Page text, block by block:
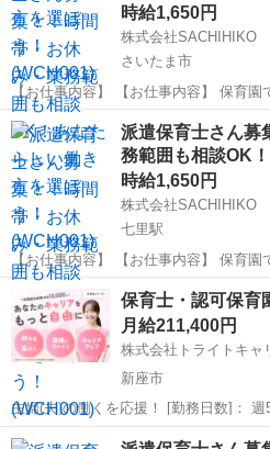
時給1,650円
株式会社SACHIHIKO
さいたま市
【お仕事内容】 【お仕事内容】 保育園
サポート(散歩、手遊び、読み聞かせ等)
睡チェック ・清掃、消毒等の衛生管理 ◆保育補助とは… ・遊びの見
守り ・園児の身の回り...
埼玉 さいたま市 保育士
派遣保育士さん募
務範囲も相談OK
時給1,650円
株式会社SACHIHIKO
七里駅
【お仕事内容】 【お仕事内容】 保育園
サポート(散歩、手遊び、読み聞かせ等)
睡チェック ・清掃、消毒等の衛生管理 ◆保育補助とは… ・遊びの見
守り ・園児の身の回り...
さいたま市 七里駅 保育
保育士・認可保育
月給211,400円
株式会社トライトキャ
新座市
主婦(夫)の働くを応援！ [勤務日数]： 週5日~ 06:30~20:30 [勤務地・最
寄駅]： 埼玉県新座市野火止1-19-15 社
埼玉 新座市 保育士